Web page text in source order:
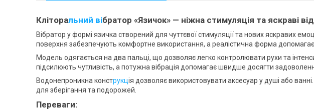
Кліторальний вібратор «Язичок» — ніжна стимуляція та яскраві
Вібратор у формі язичка створений для чуттєвої стимуляції та нових яскравих
поверхня забезпечують комфортне використання, а реалістична форма
Модель одягається на два пальці, що дозволяє легко контролювати рухи та
підсилюють чутливість, а потужна вібрація допомагає швидше досягти
Водонепроникна конструкція дозволяє використовувати аксесуар у душі або
для зберігання та подорожей.
Переваги: